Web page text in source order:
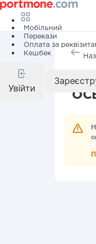
Мобільний
Перекази
Оплата за
Кешбек
Увійти